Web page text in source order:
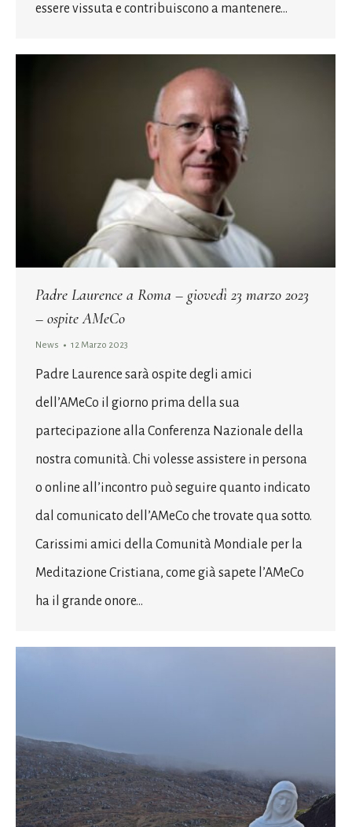
essere vissuta e contribuiscono a mantenere…
Padre Laurence a Roma – giovedì 23 marzo 2023
– ospite AMeCo
News 12 Marzo 2023
Padre Laurence sarà ospite degli amici
dell’AMeCo il giorno prima della sua
partecipazione alla Conferenza Nazionale della
nostra comunità. Chi volesse assistere in persona
o online all’incontro può seguire quanto indicato
dal comunicato dell’AMeCo che trovate qua sotto.
Carissimi amici della Comunità Mondiale per la
Meditazione Cristiana, come già sapete l’AMeCo
ha il grande onore…